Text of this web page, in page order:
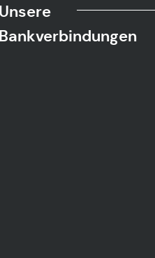
Unsere
Bankverbindungen